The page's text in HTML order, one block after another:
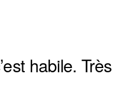
habile. Très